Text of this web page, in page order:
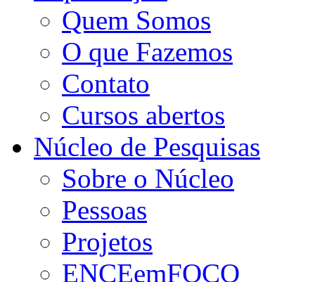
Quem Somos
O que Fazemos
Contato
Cursos abertos
Núcleo de Pesquisas
Sobre o Núcleo
Pessoas
Projetos
ENCEemFOCO